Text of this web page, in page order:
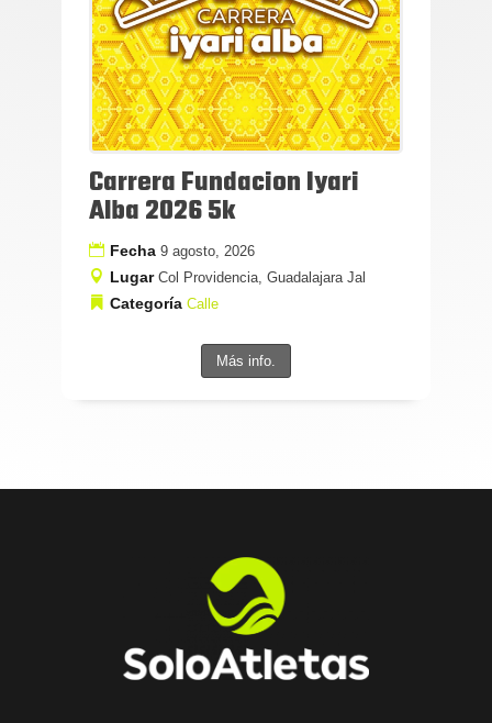
Carrera Fundacion Iyari
Alba 2026 5k
Fecha 9 agosto, 2026
Lugar Col Providencia, Guadalajara Jal
Categoría Calle
Más info.